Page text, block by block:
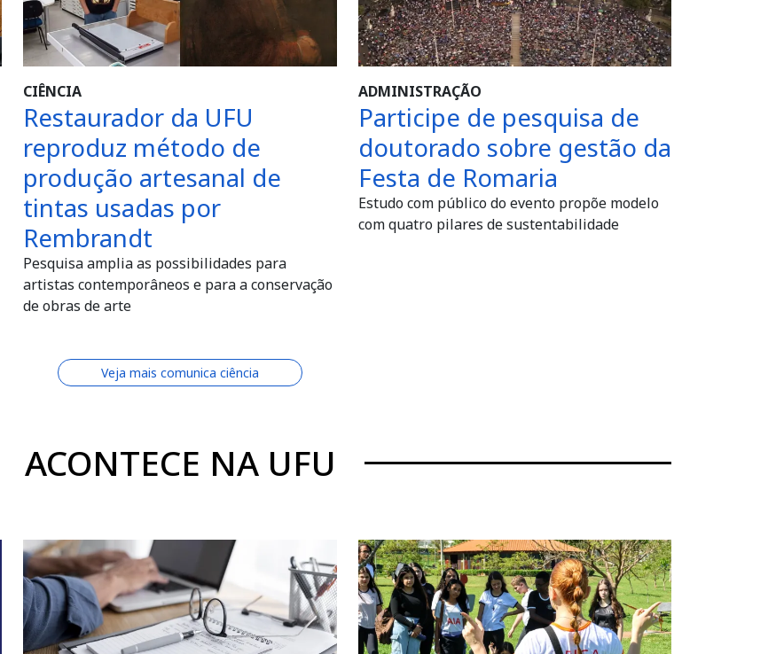
CIÊNCIA
Restaurador da UFU
reproduz método de
produção artesanal de
tintas usadas por
Rembrandt
Pesquisa amplia as possibilidades para
artistas contemporâneos e para a conservação
de obras de arte
ADMINISTRAÇÃO
Participe de pesquisa de
doutorado sobre gestão da
Festa de Romaria
Estudo com público do evento propõe modelo
com quatro pilares de sustentabilidade
Veja mais comunica ciência
ACONTECE NA UFU